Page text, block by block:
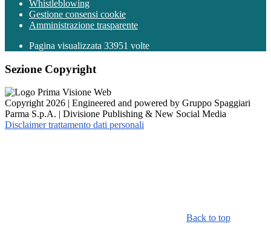
Whistleblowing
Gestione consensi cookie
Amministrazione trasparente
Pagina visualizzata 33951 volte
Sezione Copyright
Copyright 2026 | Engineered and powered by Gruppo Spaggiari
Parma S.p.A. | Divisione Publishing & New Social Media
Disclaimer trattamento dati personali
Back to top